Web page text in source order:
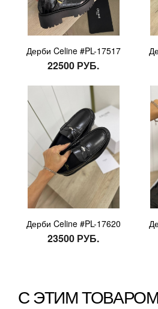
Дерби Celine #PL-17517
22500 РУБ.
Дерби Celine #PL-17620
23500 РУБ.
С ЭТИМ